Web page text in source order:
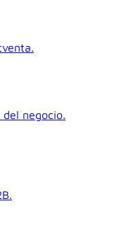
del negocio.